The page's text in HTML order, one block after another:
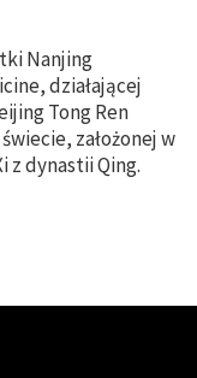
Nanjing
działającej
Tong Ren
założonej w
z dynastii Qing.